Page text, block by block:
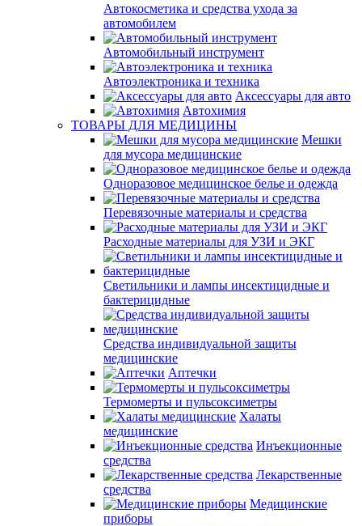
Автокосметика и средства ухода за
автомобилем
Автомобильный инструмент
Автоэлектроника и техника
Аксессуары для авто
Автохимия
ТОВАРЫ ДЛЯ МЕДИЦИНЫ
Мешки
для мусора медицинские
Одноразовое медицинское белье и одежда
Перевязочные материалы и средства
Расходные материалы для УЗИ и ЭКГ
Светильники и лампы инсектицидные и
бактерицидные
Средства индивидуальной защиты
медицинские
Аптечки
Термомерты и пульсоксиметры
Халаты
медицинские
Инъекционные
средства
Лекарственные
средства
Медицинские
приборы